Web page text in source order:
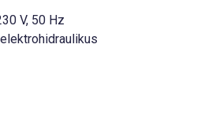
V, 50 Hz